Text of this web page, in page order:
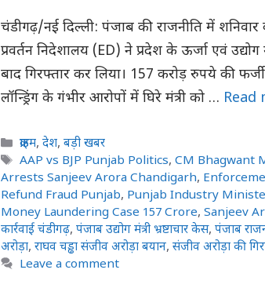
चंडीगढ़/नई दिल्ली: पंजाब की राजनीति में
प्रवर्तन निदेशालय (ED) ने प्रदेश के ऊर्जा एवं
बाद गिरफ्तार कर लिया। 157 करोड़ रुपये की
लॉन्ड्रिंग के गंभीर आरोपों में घिरे मंत्री को … Read
Categories
क्राइम,देश,बड़ी खबर
Tags
AAP vs BJP Punjab Politics,CM Bhagwant
Arrests Sanjeev Arora Chandigarh,
Refund Fraud Punjab, Punjab Industry
Money Laundering Case 157 Crore, Sanjeev
कार्रवाई चंडीगढ़, पंजाब उद्योग मंत्री भ्रष्टाचार केस, पंजाब
अरोड़ा, राघव चड्ढा संजीव अरोड़ा बयान, संजीव अरोड़ा की
Leave a comment